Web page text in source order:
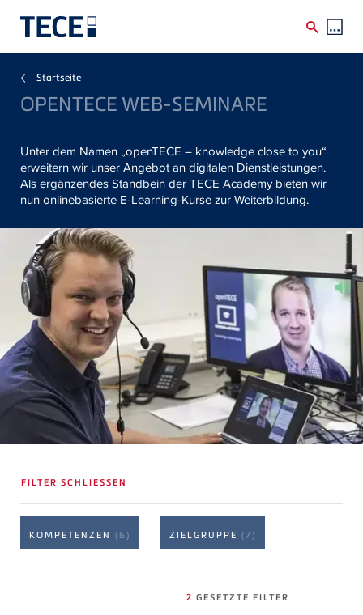
Breadcrumb
Startseite
OPENTECE WEB-SEMINARE
Unter dem Namen „openTECE – knowledge close to you“
erweitern wir unser Angebot an digitalen Dienstleistungen.
Als ergänzendes Standbein der TECE Academy bieten wir
nun onlinebasierte E-Learning-Kurse zur Weiterbildung.
FILTER SCHLIESSEN
KOMPETENZEN (6) ZIELGRUPPE(7)
2 GESETZTE FILTER